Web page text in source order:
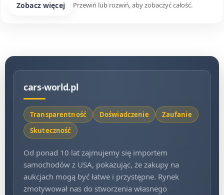
organizujemyimport aut z USA
, pracując na realnych
wyszukujemy auta na amerykańskich aukcjach
samochodowych (Copart,IAAI),
sprawdzamy historię VIN i raporty CARFAX
organizujemy transport lokalny i morski,
załatwiamy formalności celne i opłaty,
dostarczamy samochód pod Twój dom,
Zobacz więcej Przewiń lub rozwiń, aby zobaczyć całość.
cars-world.pl
Transparentność Doświadczenie
Zaufanie
Skuteczność
Od ponad 10 lat zajmujemy się importem
samochodów z USA, pokazując, że zakupy na
aukcjach mogą być łatwe i przystępne. Rynek
zmotywował nas do stworzenia własnego